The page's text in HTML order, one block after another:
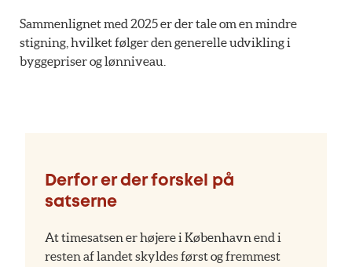
Sammenlignet med 2025 er der tale om en mindre
stigning, hvilket følger den generelle udvikling i
byggepriser og lønniveau.
Derfor er der forskel på
satserne
At timesatsen er højere i København end i
resten af landet skyldes først og fremmest